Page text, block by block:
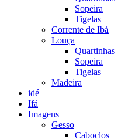
Sopeira
Tigelas
Corrente de Ibá
Louça
Quartinhas
Sopeira
Tigelas
Madeira
idé
Ifá
Imagens
Gesso
Caboclos